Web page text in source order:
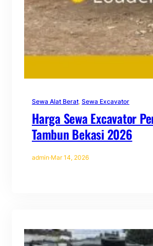
Sewa Alat Berat, Sewa Excavator
Harga Sewa Excavator
Tambun Bekasi 2026
admin·Mar 14, 2026